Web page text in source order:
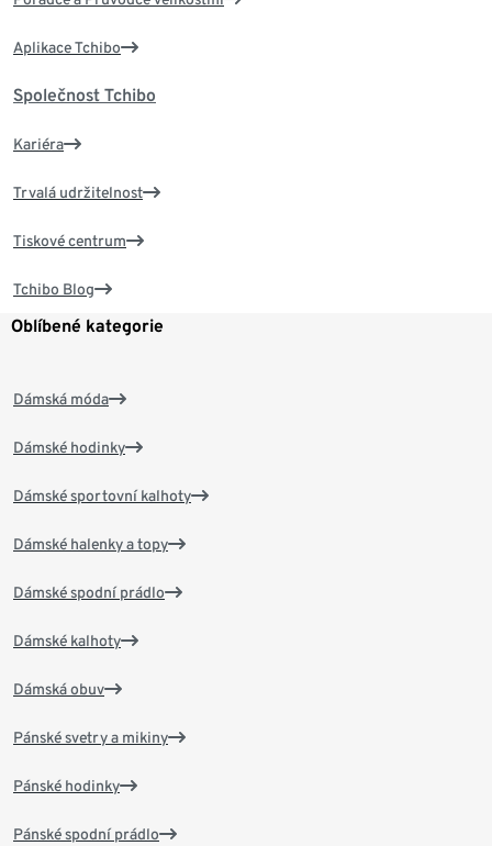
Aplikace Tchibo
Společnost Tchibo
Kariéra
Trvalá udržitelnost
Tiskové centrum
Tchibo Blog
Oblíbené kategorie
Dámská móda
Dámské hodinky
Dámské sportovní kalhoty
Dámské halenky a topy
Dámské spodní prádlo
Dámské kalhoty
Dámská obuv
Pánské svetry a mikiny
Pánské hodinky
Pánské spodní prádlo